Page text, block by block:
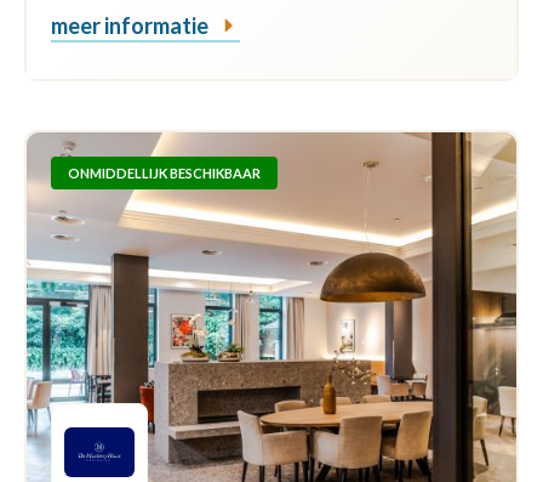
meer informatie
ONMIDDELLIJK BESCHIKBAAR